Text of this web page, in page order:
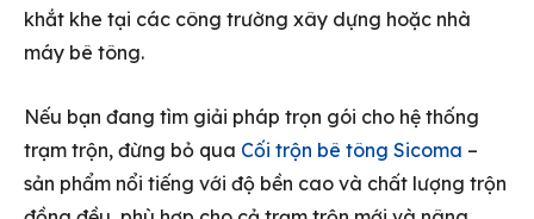
khắt khe tại các công trường xây dựng hoặc nhà
máy bê tông.
Nếu bạn đang tìm giải pháp trọn gói cho hệ thống
trạm trộn, đừng bỏ qua Cối trộn bê tông Sicoma –
sản phẩm nổi tiếng với độ bền cao và chất lượng trộn